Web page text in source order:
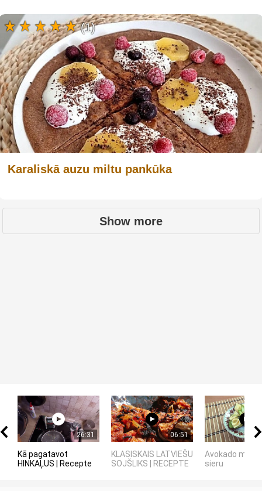
Karaliskā auzu miltu pankūka
(1)
Show more
26:31
Kā pagatavot
HINKAĻUS | Recepte
06:51
KLASISKAIS LATVIEŠU
SOJŠLIKS | RECEPTE
Avokado
sieru